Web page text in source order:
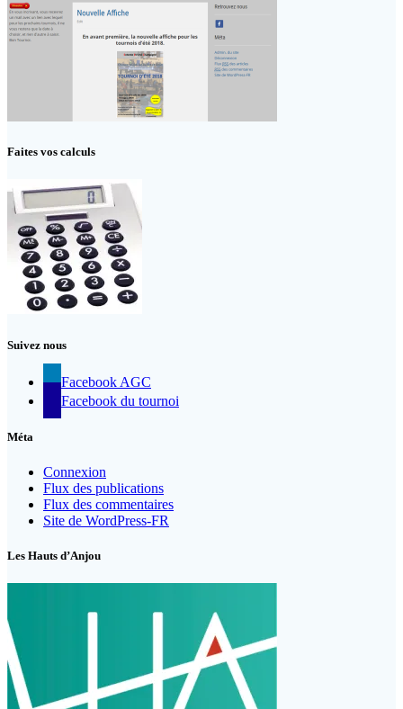
Faites vos calculs
Suivez nous
Facebook AGC
Facebook du tournoi
Méta
Connexion
Flux des publications
Flux des commentaires
Site de WordPress-FR
Les Hauts d’Anjou